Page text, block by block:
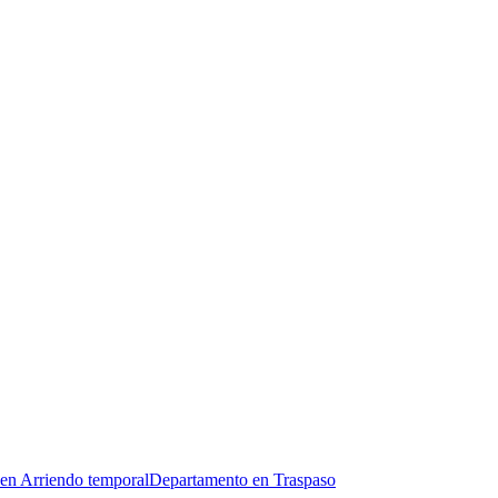
Arriendo temporalDepartamento en Traspaso